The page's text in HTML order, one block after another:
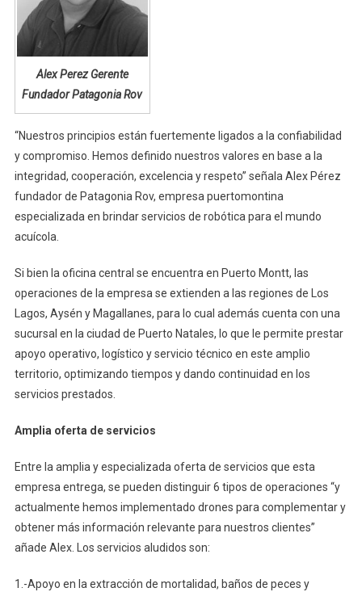
Alex Perez Gerente
Fundador Patagonia Rov
“Nuestros principios están fuertemente ligados a la confiabilidad
y compromiso. Hemos definido nuestros valores en base a la
integridad, cooperación, excelencia y respeto” señala Alex Pérez
fundador de Patagonia Rov, empresa puertomontina
especializada en brindar servicios de robótica para el mundo
acuícola.
Si bien la oficina central se encuentra en Puerto Montt, las
operaciones de la empresa se extienden a las regiones de Los
Lagos, Aysén y Magallanes, para lo cual además cuenta con una
sucursal en la ciudad de Puerto Natales, lo que le permite prestar
apoyo operativo, logístico y servicio técnico en este amplio
territorio, optimizando tiempos y dando continuidad en los
servicios prestados.
Amplia oferta de servicios
Entre la amplia y especializada oferta de servicios que esta
empresa entrega, se pueden distinguir 6 tipos de operaciones “y
actualmente hemos implementado drones para complementar y
obtener más información relevante para nuestros clientes”
añade Alex. Los servicios aludidos son:
1.-Apoyo en la extracción de mortalidad, baños de peces y